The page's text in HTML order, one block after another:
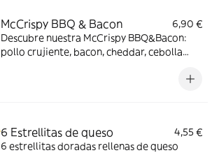
McCrispy BBQ & Bacon
6,90 €
Descubre nuestra McCrispy BBQ&Bacon:
pollo crujiente, bacon, cheddar, cebolla
harina de trigo con copos de patata. ¡Sabor
6 Estrellitas de queso
4,55 €
6 estrellitas doradas rellenas de queso